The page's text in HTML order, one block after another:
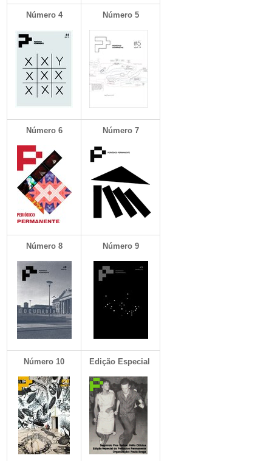
Número 4 Número 5
Número 6 Número 7
Número 8 Número 9
Número 10 Edição Especial